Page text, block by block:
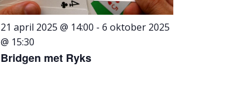
Bridgen met Ryks
21 april 2025 @ 14:00 - 6 oktober 2025
@ 15:30